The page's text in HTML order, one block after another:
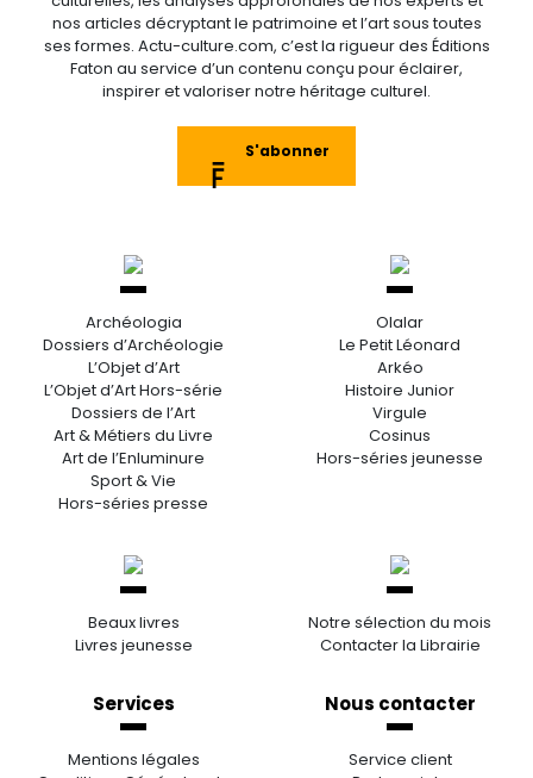
nos articles décryptant le patrimoine et l’art sous toutes
ses formes. Actu-culture.com, c’est la rigueur des Éditions
Faton au service d’un contenu conçu pour éclairer,
inspirer et valoriser notre héritage culturel.
S'abonner
Archéologia
Dossiers d’Archéologie
L’Objet d’Art
L’Objet d’Art Hors-série
Dossiers de l’Art
Art & Métiers du Livre
Art de l’Enluminure
Sport & Vie
Hors-séries presse
Olalar
Le Petit Léonard
Arkéo
Histoire Junior
Virgule
Cosinus
Hors-séries jeunesse
Beaux livres
Livres jeunesse
Notre sélection du mois
Contacter la Librairie
Services
Mentions légales
Nous contacter
Service client